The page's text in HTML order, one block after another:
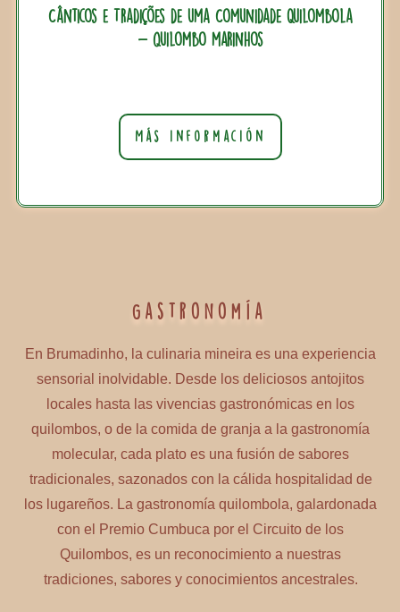
Cânticos e Tradições de uma Comunidade Quilombola
- quilombo marinhos
Más información
Gastronomía
En Brumadinho, la culinaria mineira es una experiencia
sensorial inolvidable. Desde los deliciosos antojitos
locales hasta las vivencias gastronómicas en los
quilombos, o de la comida de granja a la gastronomía
molecular, cada plato es una fusión de sabores
tradicionales, sazonados con la cálida hospitalidad de
los lugareños. La gastronomía quilombola, galardonada
con el Premio Cumbuca por el Circuito de los
Quilombos, es un reconocimiento a nuestras
tradiciones, sabores y conocimientos ancestrales.